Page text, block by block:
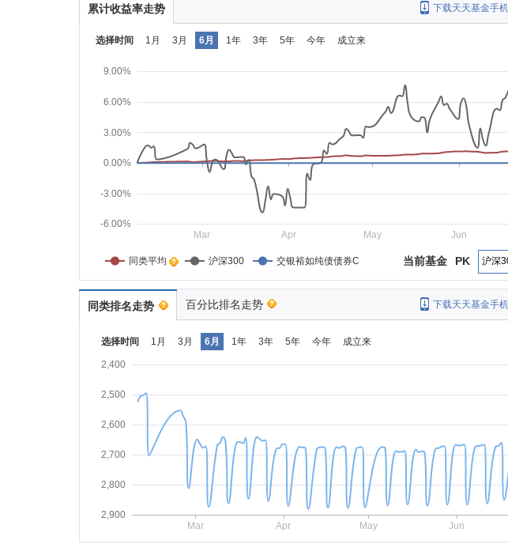
累计收益率走势 下载天天基金手
选择时间 1月 3月 6月 1年 3年 5年 今年 成立来
-6.00%
-3.00%
0.00%
3.00%
6.00%
9.00%
Mar Apr May Jun
同类平均 沪深300 交银裕如纯债债券C PK
当前基金
同类排名走势 百分比排名走势 下载天天基金手
选择时间 1月 3月 6月 1年 3年 5年 今年 成立来
2,400
2,500
2,600
2,700
2,800
2,900
Mar
Apr May Jun